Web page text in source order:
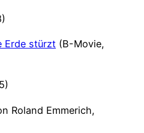
Erde stürzt (B-Movie,
Roland Emmerich,